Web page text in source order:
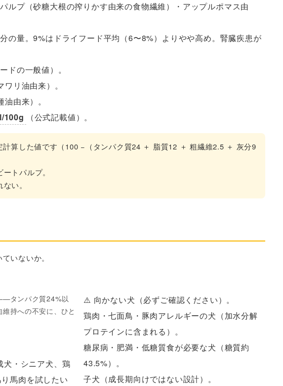
パルプ（砂糖大根の搾りかす由来の食物繊維）・アップルポマス由
分の量。9%はドライフード平均（6〜8%）よりやや高め。腎臓疾患が
ドの一般値）。
ワリ油由来）。
油由来）。
100g （公式記載値）。
算した値です（100 −（タンパク質24 ＋ 脂質12 ＋ 粗繊維2.5 ＋ 灰分9
トパルプ。
い。
いないか。
タンパク質24%以
持への不安に、ひと
犬・シニア犬、鶏
馬肉を試したい
⚠️ 向かない犬（必ずご確認ください）。
鶏肉・七面鳥・豚肉アレルギーの犬（加水分解
プロテインに含まれる）。
糖尿病・肥満・低糖質食が必要な犬（糖質約
43.5%）。
子犬（成長期向けではない設計）。